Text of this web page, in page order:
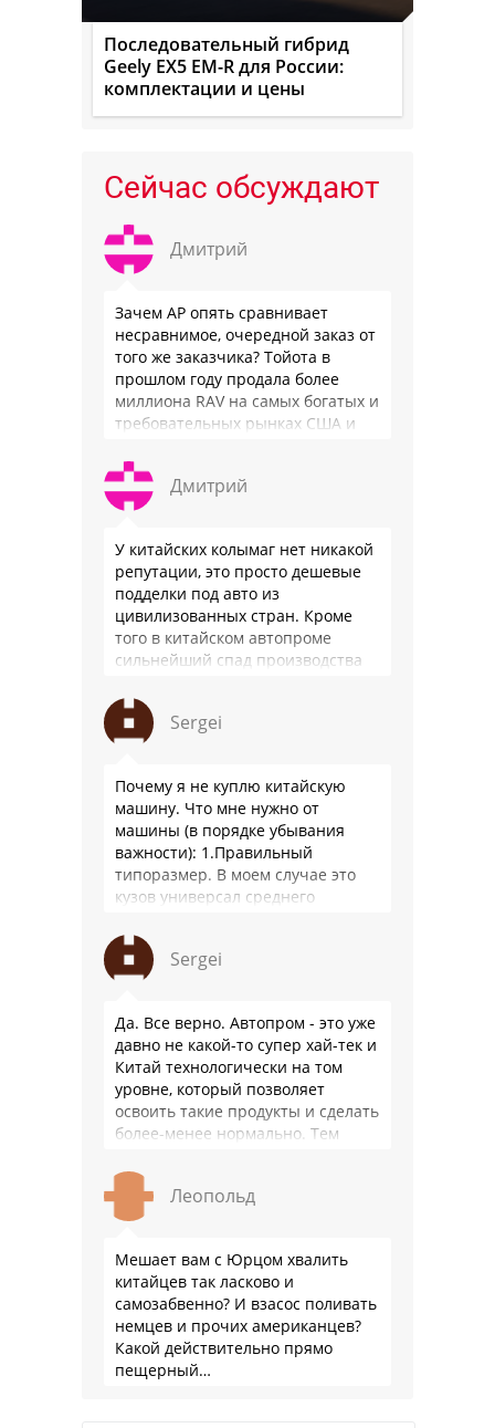
Последовательный гибрид
Geely EX5 EM-R для России:
комплектации и цены
Сейчас обсуждают
Дмитрий
Зачем АР опять сравнивает
несравнимое, очередной заказ от
того же заказчика? Тойота в
прошлом году продала более
миллиона RAV на самых богатых и
требовательных рынках США и
подтвердив статус …
Дмитрий
У китайских колымаг нет никакой
репутации, это просто дешевые
подделки под авто из
цивилизованных стран. Кроме
того в китайском автопроме
сильнейший спад производства
почти все китайские
производители работают …
Sergei
Почему я не куплю китайскую
машину. Что мне нужно от
машины (в порядке убывания
важности): 1.Правильный
типоразмер. В моем случае это
кузов универсал среднего
быть уверенным, что она меня
везде довезет и …
Sergei
Да. Все верно. Автопром - это уже
давно не какой-то супер хай-тек и
Китай технологически на том
уровне, который позволяет
освоить такие продукты и сделать
более-менее нормально. Тем
Леопольд
Мешает вам с Юрцом хвалить
китайцев так ласково и
самозабвенно? И взасос поливать
немцев и прочих американцев?
Какой действительно прямо
пещерный…